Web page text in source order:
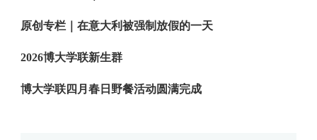
原创专栏｜在意大利被强制放假的一天
2026博大学联新生群
博大学联四月春日野餐活动圆满完成